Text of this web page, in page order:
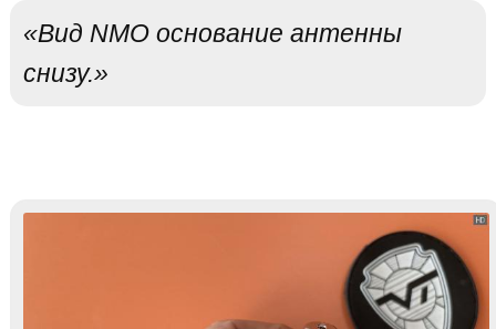
«Вид NMO основание антенны
снизу.»